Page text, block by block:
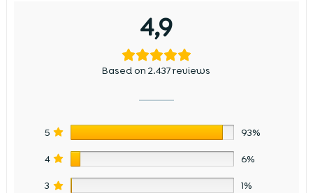
4,9
Based on 2.437 reviews
5 93%
4 6%
3 1%